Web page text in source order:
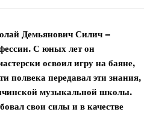
Демьянович Силич –
С юных лет он
освоил игру на баяне,
полвека передавал эти знания,
музыкальной школы.
свои силы и в качестве